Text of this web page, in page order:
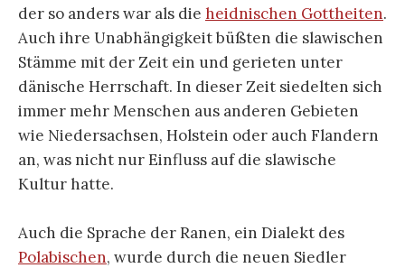
der so anders war als die heidnischen Gottheiten.
Auch ihre Unabhängigkeit büßten die slawischen
Stämme mit der Zeit ein und gerieten unter
dänische Herrschaft. In dieser Zeit siedelten sich
immer mehr Menschen aus anderen Gebieten
wie Niedersachsen, Holstein oder auch Flandern
an, was nicht nur Einfluss auf die slawische
Kultur hatte.
Auch die Sprache der Ranen, ein Dialekt des
Polabischen, wurde durch die neuen Siedler